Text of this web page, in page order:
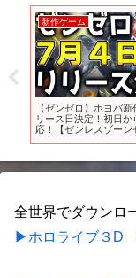
新作ゲーム
【ゼンゼロ】ホヨバ新
リース日決定！初日か
応！【ゼンレスゾーン
全世界でダウンロ
▶ホロライブ３D